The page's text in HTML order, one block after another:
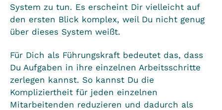
System zu tun. Es erscheint Dir vielleicht auf
den ersten Blick komplex, weil Du nicht genug
über dieses System weißt.
Für Dich als Führungskraft bedeutet das, dass
Du Aufgaben in ihre einzelnen Arbeitsschritte
zerlegen kannst. So kannst Du die
Kompliziertheit für jeden einzelnen
Mitarbeitenden reduzieren und dadurch als